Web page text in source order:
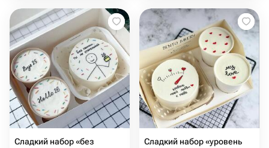
Сладкий набор «без
Сладкий набор «уровень